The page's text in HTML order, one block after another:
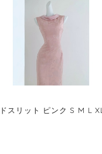
スリット ピンク S M L XL